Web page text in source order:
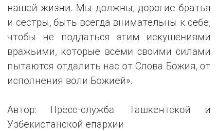
нашей жизни. Мы должны, дорогие братья
и сестры, быть всегда внимательны к себе,
чтобы не поддаться этим искушениями
вражьими, которые всеми своими силами
пытаются отдалить нас от Слова Божия, от
исполнения воли Божией».
Автор: Пресс-служба Ташкентской и
Узбекистанской епархии